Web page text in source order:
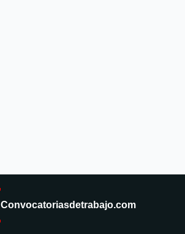
Convocatoriasdetrabajo.com